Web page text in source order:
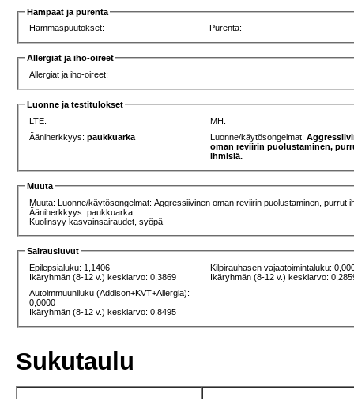
Hampaat ja purenta
Hammaspuutokset:
Purenta:
Allergiat ja iho-oireet
Allergiat ja iho-oireet:
Luonne ja testitulokset
LTE:
MH:
Ääniherkkyys:paukkuarka Luonne/käytösongelmat:
oman reviirin puolustaminen,
ihmisiä.
Muuta
Muuta: Luonne/käytösongelmat: Aggressiivinen oman reviirin puolustaminen, purrut
Ääniherkkyys: paukkuarka
Kuolinsyy kasvainsairaudet, syöpä
Sairausluvut
Epilepsialuku: 1,1406
Ikäryhmän (8-12 v.) keskiarvo: 0,3869
Kilpirauhasen vajaatoimintaluku:
Ikäryhmän (8-12 v.) keskiarvo:
Autoimmuuniluku (Addison+KVT+Allergia):
0,0000
Ikäryhmän (8-12 v.) keskiarvo: 0,8495
Sukutaulu